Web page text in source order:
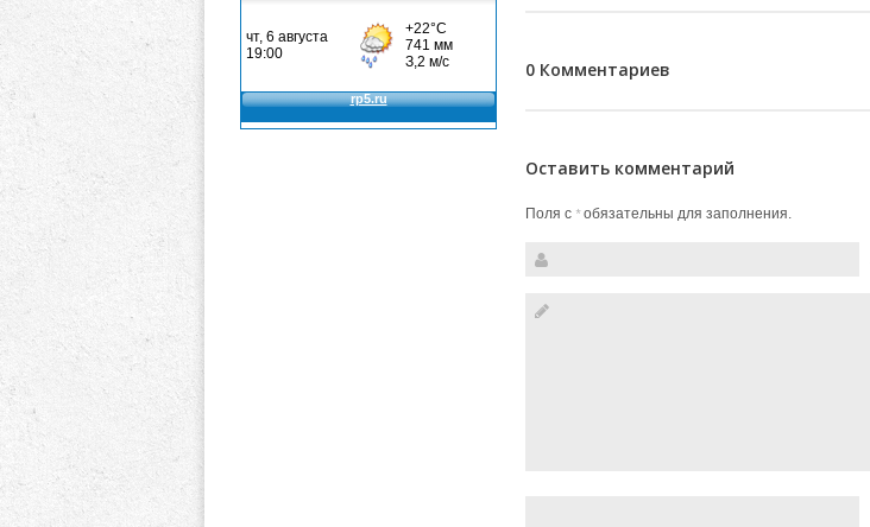
0 Комментариев
Оставить комментарий
Поля с *обязательны для заполнения.